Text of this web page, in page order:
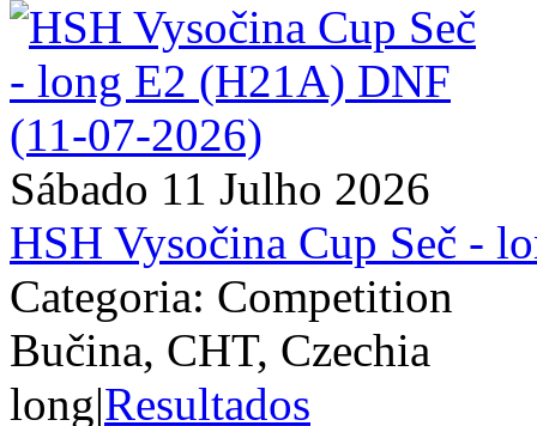
Sábado 11 Julho 2026
HSH Vysočina Cup Seč -
Categoria: Competition
Bučina, CHT, Czechia
long|Resultados